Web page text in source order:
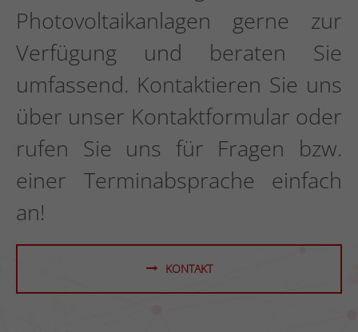
Photovoltaikanlagen gerne zur
Verfügung und beraten Sie
umfassend. Kontaktieren Sie uns
über unser Kontaktformular oder
rufen Sie uns für Fragen bzw.
einer Terminabsprache einfach
an!
KONTAKT